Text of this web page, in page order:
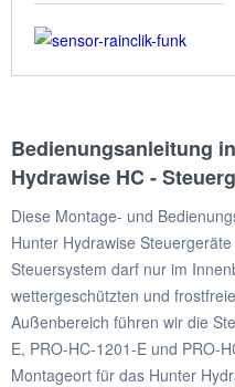
Bedienungsanleitung
Hydrawise HC -
Diese Montage- und
Hunter Hydrawise
Steuersystem darf nur im
wettergeschützten und
Außenbereich führen wir die
E, PRO-HC-1201-E und PRO-
Montageort für das Hunter